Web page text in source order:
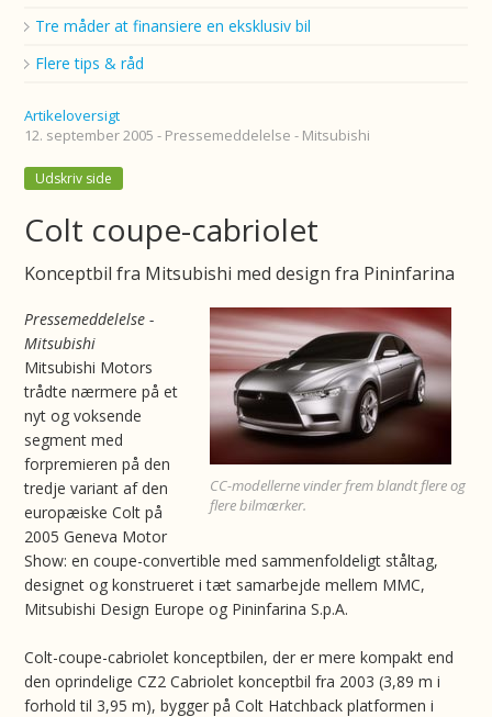
Tre måder at finansiere en eksklusiv bil
Flere tips & råd
Artikeloversigt
12. september 2005 - Pressemeddelelse - Mitsubishi
Udskriv side
Colt coupe-cabriolet
Konceptbil fra Mitsubishi med design fra Pininfarina
CC-modellerne vinder frem blandt flere og
flere bilmærker.
Pressemeddelelse -
Mitsubishi
Mitsubishi Motors
trådte nærmere på et
nyt og voksende
segment med
forpremieren på den
tredje variant af den
europæiske Colt på
2005 Geneva Motor
Show: en coupe-convertible med sammenfoldeligt ståltag,
designet og konstrueret i tæt samarbejde mellem MMC,
Mitsubishi Design Europe og Pininfarina S.p.A.
Colt-coupe-cabriolet konceptbilen, der er mere kompakt end
den oprindelige CZ2 Cabriolet konceptbil fra 2003 (3,89 m i
forhold til 3,95 m), bygger på Colt Hatchback platformen i